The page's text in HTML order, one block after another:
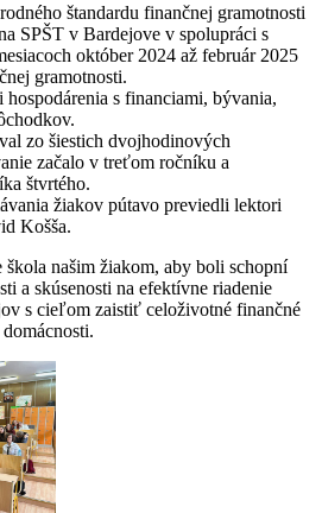
štandardu finančnej gramotnosti
SPŠT v Bardejove v spolupráci s
október 2024 až február 2025
gramotnosti.
s financiami, bývania,
zo šiestich dvojhodinových
začalo v treťom ročníku a
štvrtého.
žiakov pútavo previedli lektori
Košša.
našim žiakom, aby boli schopní
a skúsenosti na efektívne riadenie
s cieľom zaistiť celoživotné finančné